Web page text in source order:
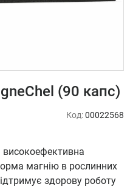
(90 капс)
Код:00022568
магнію в рослинних
здорову роботу